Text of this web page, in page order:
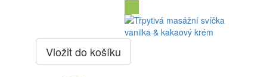
Vložit do košíku